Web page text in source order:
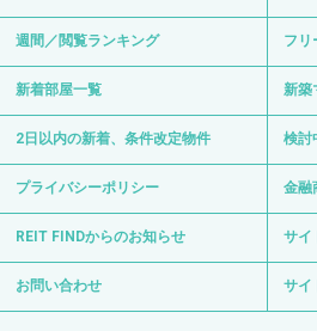
週間／閲覧ランキング フリ
新着部屋一覧 新築
2日以内の新着、条件改定物件 検討
プライバシーポリシー 金融
REIT FINDからのお知らせ サイ
お問い合わせ サイ